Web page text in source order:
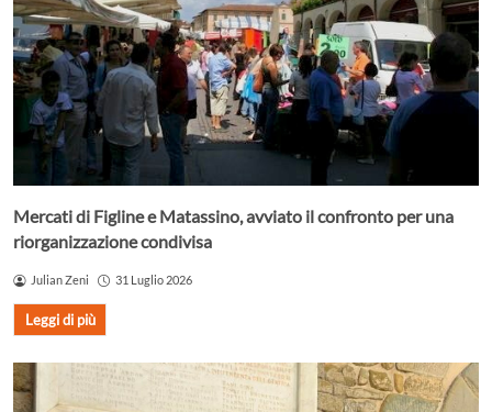
Mercati di Figline e Matassino, avviato il confronto per una
riorganizzazione condivisa
Julian Zeni 31 Luglio 2026
Leggi di più